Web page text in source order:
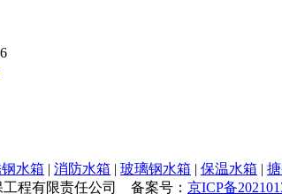
水箱 | 消防水箱 | 玻璃钢水箱 | 保温水箱 |
程有限责任公司
备案号： 京ICP备